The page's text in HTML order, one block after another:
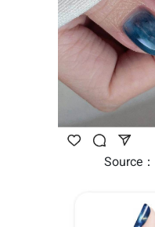
Source：